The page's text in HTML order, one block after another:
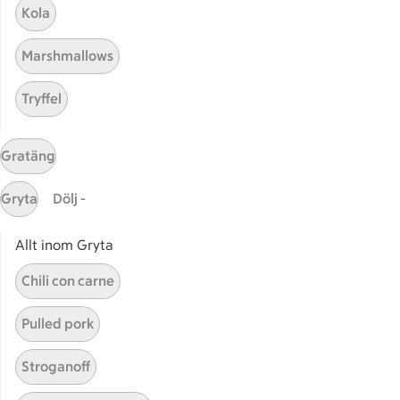
Bli stammis
Stammis Student
Stammis Husdjur
Partnererbjudanden
Våra ICA-kort
ICA
ICAs egna varor
ICA Gruppen
ICA Nära
ICA Supermarket
ICA Kvantum
ICA Maxi
Utvalda leverantörer
Annonsera
Jobba på ICA
Kola
Marshmallows
Tryffel
Gratäng
Gryta Dölj -
Allt inom Gryta
Chili con carne
Pulled pork
Stroganoff